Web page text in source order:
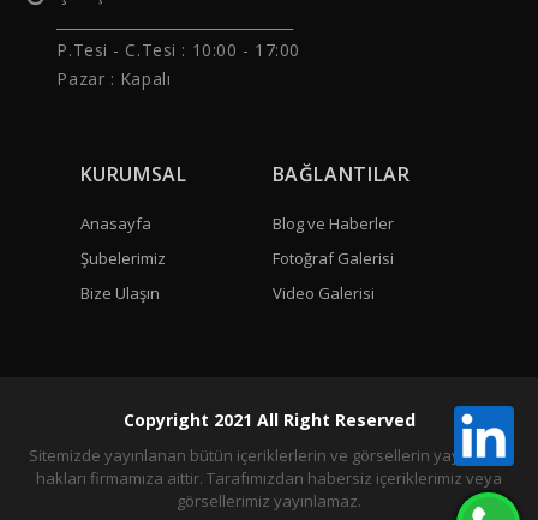
P.Tesi - C.Tesi : 10:00 - 17:00
Pazar : Kapalı
KURUMSAL
Anasayfa
Şubelerimiz
Bize Ulaşın
BAĞLANTILAR
Blog ve Haberler
Fotoğraf Galerisi
Video Galerisi
Copyright 2021 All Right Reserved
Sitemizde yayınlanan bütün içeriklerlerin ve görsellerin yayınlama
hakları firmamıza aittir. Tarafımızdan habersiz içeriklerimiz veya
görsellerimiz yayınlamaz.